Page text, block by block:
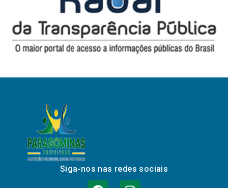
Siga-nos nas redes sociais